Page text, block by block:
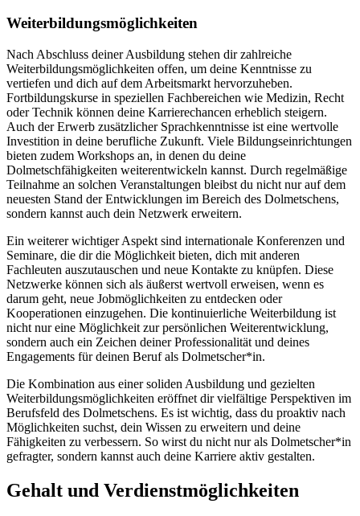
Weiterbildungsmöglichkeiten
Nach Abschluss deiner Ausbildung stehen dir zahlreiche
Weiterbildungsmöglichkeiten offen, um deine Kenntnisse zu
vertiefen und dich auf dem Arbeitsmarkt hervorzuheben.
Fortbildungskurse in speziellen Fachbereichen wie Medizin, Recht
oder Technik können deine Karrierechancen erheblich steigern.
Auch der Erwerb zusätzlicher Sprachkenntnisse ist eine wertvolle
Investition in deine berufliche Zukunft. Viele Bildungseinrichtungen
bieten zudem Workshops an, in denen du deine
Dolmetschfähigkeiten weiterentwickeln kannst. Durch regelmäßige
Teilnahme an solchen Veranstaltungen bleibst du nicht nur auf dem
neuesten Stand der Entwicklungen im Bereich des Dolmetschens,
sondern kannst auch dein Netzwerk erweitern.
Ein weiterer wichtiger Aspekt sind internationale Konferenzen und
Seminare, die dir die Möglichkeit bieten, dich mit anderen
Fachleuten auszutauschen und neue Kontakte zu knüpfen. Diese
Netzwerke können sich als äußerst wertvoll erweisen, wenn es
darum geht, neue Jobmöglichkeiten zu entdecken oder
Kooperationen einzugehen. Die kontinuierliche Weiterbildung ist
nicht nur eine Möglichkeit zur persönlichen Weiterentwicklung,
sondern auch ein Zeichen deiner Professionalität und deines
Engagements für deinen Beruf als Dolmetscher*in.
Die Kombination aus einer soliden Ausbildung und gezielten
Weiterbildungsmöglichkeiten eröffnet dir vielfältige Perspektiven im
Berufsfeld des Dolmetschens. Es ist wichtig, dass du proaktiv nach
Möglichkeiten suchst, dein Wissen zu erweitern und deine
Fähigkeiten zu verbessern. So wirst du nicht nur als Dolmetscher*in
gefragter, sondern kannst auch deine Karriere aktiv gestalten.
Gehalt und Verdienstmöglichkeiten